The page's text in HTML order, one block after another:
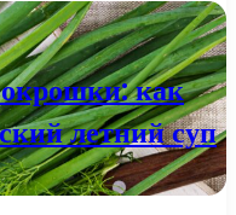
как
летний суп